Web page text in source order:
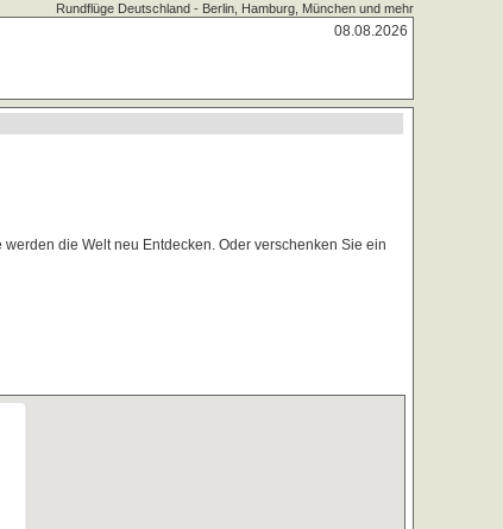
Rundflüge Deutschland - Berlin, Hamburg, München und mehr
08.08.2026
die Welt neu Entdecken. Oder verschenken Sie ein